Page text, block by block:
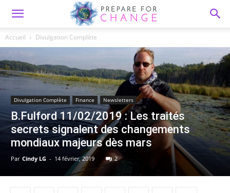
Accueil Divulgation Complète
Divulgation Complète Finance Newsletters
B.Fulford 11/02/2019 : Les traités
secrets signalent des changements
mondiaux majeurs dès mars
Par Cindy LG - 14 février, 2019 2